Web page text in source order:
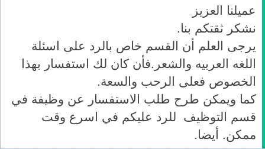
عميلنا العزيز
نشكر ثقتكم بنا.
يرجى العلم أن القسم خاص بالرد على اسئلة
اللغه العربيه والشعر.فأن كان لك استفسار بهذا
الخصوص فعلى الرحب والسعة.
كما ويمكن طرح طلب الاستفسار عن وظيفة في
قسم التوظيف للرد عليكم في اسرع وقت
ممكن. أيضا.